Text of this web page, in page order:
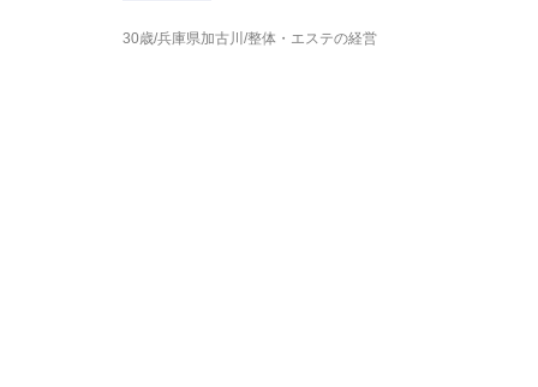
30歳/兵庫県加古川/整体・エステの経営